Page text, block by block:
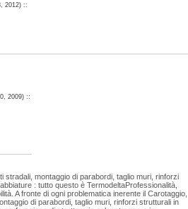
2012) ::
2009) ::
stradali, montaggio di parabordi, taglio muri, rinforzi
: tutto questo è TermodeltaProfessionalità,
A fronte di ogni problematica inerente il Carotaggio,
di parabordi, taglio muri, rinforzi strutturali in